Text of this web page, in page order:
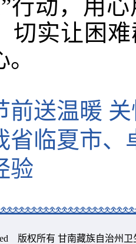
行动，用
切实让困
前送温暖
省临夏市、
验
版权所有 甘南藏族自治州